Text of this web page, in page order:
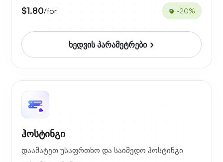
$1.80/for -20%
ხედვის პარამეტრები
ჰოსტინგი
დაამატეთ უსაფრთხო და საიმედო ჰოსტინგი